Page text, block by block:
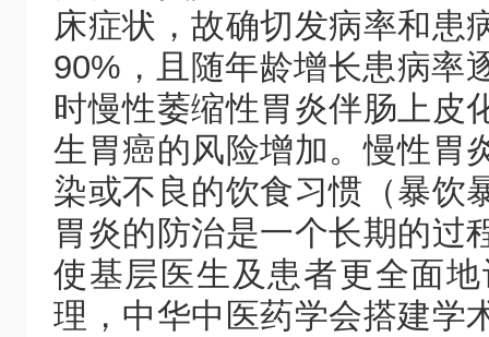
床症状，故确切发病率和患
90%，且随年龄增长患病率
时慢性萎缩性胃炎伴肠上皮
生胃癌的风险增加。慢性胃
染或不良的饮食习惯（暴饮
胃炎的防治是一个长期的过
使基层医生及患者更全面
理，中华中医药学会搭建学